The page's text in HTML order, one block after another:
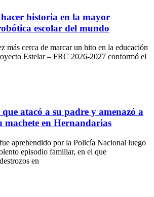
historia en la mayor
escolar del mundo
más cerca de marcar un hito en la educación
Estelar – FRC 2026-2027 conformó el
atacó a su padre y amenazó a
machete en Hernandarias
aprehendido por la Policía Nacional luego
episodio familiar, en el que
en